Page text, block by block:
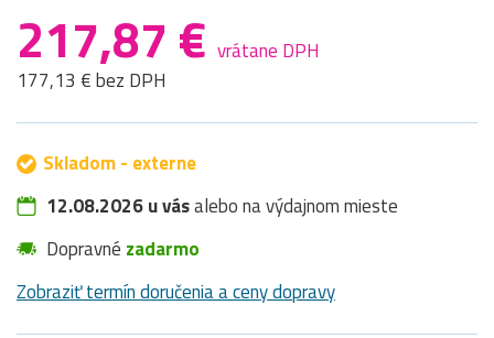
217,87 € vrátane DPH
177,13 € bez DPH
Skladom - externe
12.08.2026 u vásalebo na výdajnom mieste
Dopravné zadarmo
Zobraziť termín doručenia a ceny dopravy